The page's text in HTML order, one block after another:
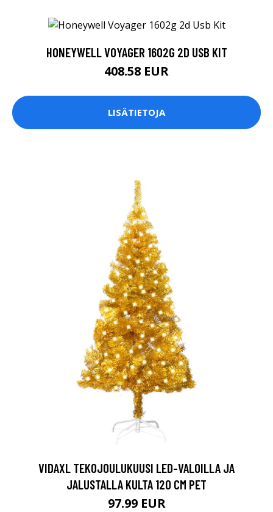
HONEYWELL VOYAGER 1602G 2D USB KIT
408.58 EUR
LISÄTIETOJA
VIDAXL TEKOJOULUKUUSI LED-VALOILLA JA
JALUSTALLA KULTA 120 CM PET
97.99 EUR